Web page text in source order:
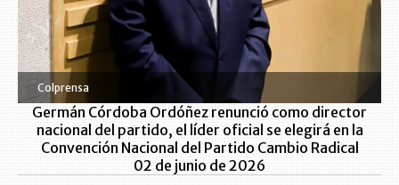
Colprensa
Germán Córdoba Ordóñez renunció como director
nacional del partido, el líder oficial se elegirá en la
Convención Nacional del Partido Cambio Radical
02 de junio de 2026